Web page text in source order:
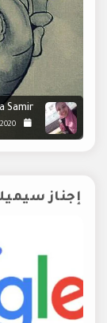
Samir
إجناز